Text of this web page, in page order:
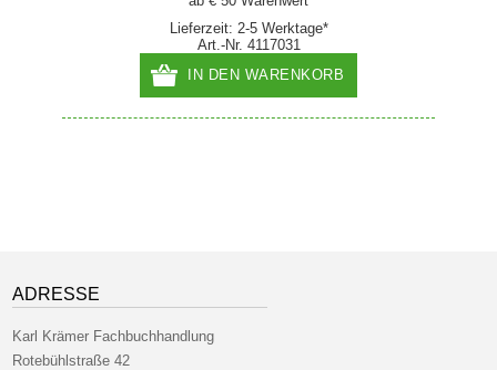
Lieferzeit: 2-5 Werktage*
Art.-Nr. 4117031
IN DEN WARENKORB
ADRESSE
Karl Krämer Fachbuchhandlung
Rotebühlstraße 42